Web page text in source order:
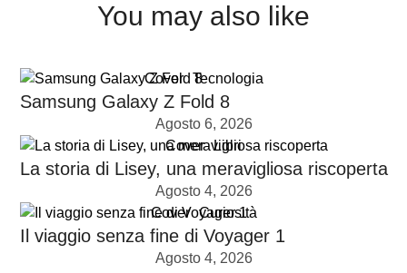
You may also like
Cover Tecnologia
Samsung Galaxy Z Fold 8
Agosto 6, 2026
Cover Libri
La storia di Lisey, una meravigliosa riscoperta
Agosto 4, 2026
Cover Curiosità
Il viaggio senza fine di Voyager 1
Agosto 4, 2026